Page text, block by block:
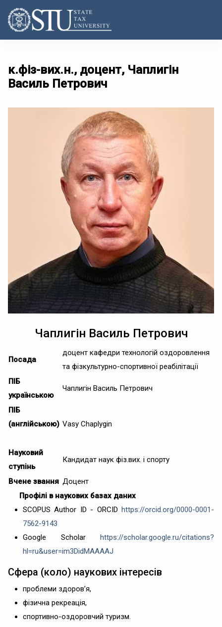
к.фіз-вих.н., доцент, Чаплигін
Василь Петрович
Чаплигін Василь Петрович
Посада
доцент кафедри технологій оздоровлення
та фізкультурно-спортивної реабілітації
ПІБ
українською
Чаплигін Василь Петрович
ПІБ
(англійською) Vasy Chaplygin
Науковий
ступінь
Кандидат наук фіз.вих. і спорту
Вчене звання Доцент
Профілі в наукових базах даних
SCOPUS Author ID - ORCID https://orcid.org/0000-0001-
7562-9143
Google Scholar https://scholar.google.ru/citations?
hl=ru&user=im3DidMAAAAJ
Сфера (коло) наукових інтересів
проблеми здоров’я,
фізична рекреація,
спортивно-оздоровчий туризм.